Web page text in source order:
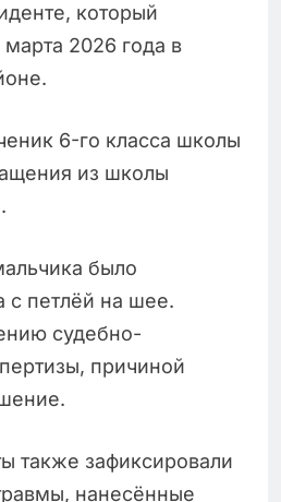
который
2026 года в
6-го класса школы
из школы
было
петлёй на шее.
судебно-
причиной
также зафиксировали
нанесённые